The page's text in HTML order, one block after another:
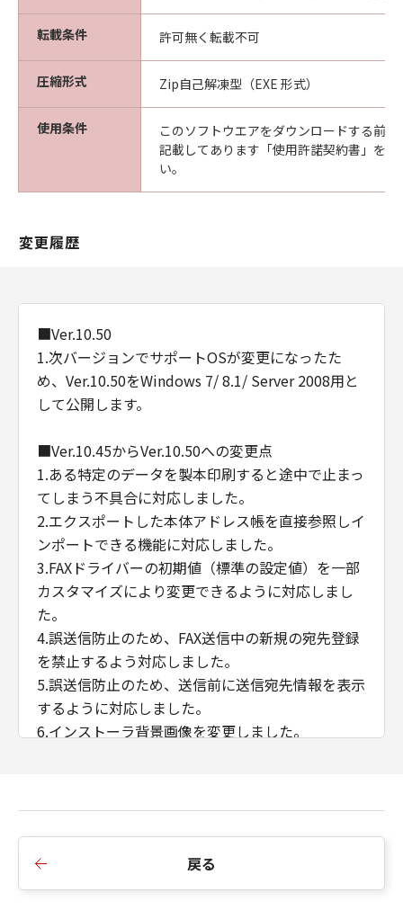
転載条件 許可無く転載不可
圧縮形式 Zip自己解凍型（EXE 形式）
使用条件
このソフトウエアをダウンロードする前
記載してあります「使用許諾契約書」を
い。
変更履歴
■Ver.10.50
1.次バージョンでサポートOSが変更になったた
め、Ver.10.50をWindows 7/ 8.1/ Server 2008用と
して公開します。
■Ver.10.45からVer.10.50への変更点
1.ある特定のデータを製本印刷すると途中で止まっ
てしまう不具合に対応しました。
2.エクスポートした本体アドレス帳を直接参照しイ
ンポートできる機能に対応しました。
3.FAXドライバーの初期値（標準の設定値）を一部
カスタマイズにより変更できるように対応しまし
た。
4.誤送信防止のため、FAX送信中の新規の宛先登録
を禁止するよう対応しました。
5.誤送信防止のため、送信前に送信宛先情報を表示
するように対応しました。
6.インストーラ背景画像を変更しました。
添付機能を使用可能にしました。
2.WSDポートにおける双方向通信に対応しまし
戻る